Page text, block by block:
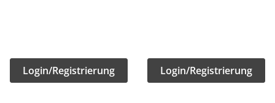
Login/Registrierung Login/Registrierung